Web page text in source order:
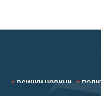
ВСИЧКИ НОВИНИ